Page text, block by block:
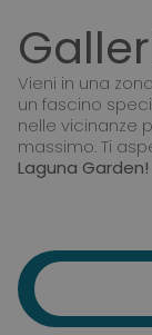
Vieni in una
un fascino
nelle vicinanze
massimo. Ti
Laguna Garden!